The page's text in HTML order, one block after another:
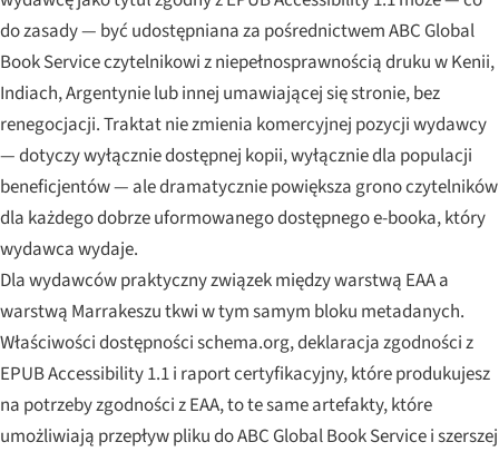
do zasady — być udostępniana za pośrednictwem ABC Global
Book Service czytelnikowi z niepełnosprawnością druku w Kenii,
Indiach, Argentynie lub innej umawiającej się stronie, bez
renegocjacji. Traktat nie zmienia komercyjnej pozycji wydawcy
— dotyczy wyłącznie dostępnej kopii, wyłącznie dla populacji
beneficjentów — ale dramatycznie powiększa grono czytelników
dla każdego dobrze uformowanego dostępnego e-booka, który
wydawca wydaje.
Dla wydawców praktyczny związek między warstwą EAA a
warstwą Marrakeszu tkwi w tym samym bloku metadanych.
Właściwości dostępności schema.org, deklaracja zgodności z
EPUB Accessibility 1.1 i raport certyfikacyjny, które produkujesz
na potrzeby zgodności z EAA, to te same artefakty, które
umożliwiają przepływ pliku do ABC Global Book Service i szerszej